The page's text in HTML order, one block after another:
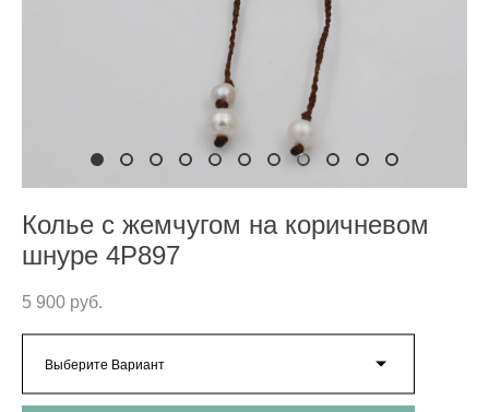
Колье с жемчугом на коричневом
шнуре 4P897
5 900 pуб.
Выберите Вариант